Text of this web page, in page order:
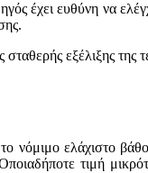
έχει ευθύνη να
εξέλιξης της
ελάχιστο
τιμή